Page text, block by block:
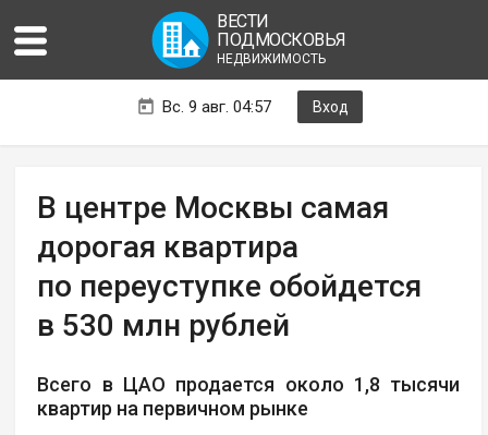
ВЕСТИ
ПОДМОСКОВЬЯ
НЕДВИЖИМОСТЬ
Вс. 9 авг. 04:57 Вход
В центре Москвы самая
дорогая квартира
по переуступке обойдется
в 530 млн рублей
Всего в ЦАО продается около 1,8 тысячи
квартир на первичном рынке